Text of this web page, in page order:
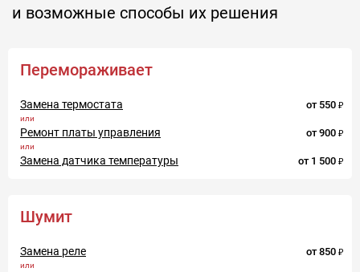
и возможные способы их решения
Перемораживает
Замена термостата от 550
Ремонт платы управления от 900
Замена датчика температуры от 1 500
Шумит
Замена реле от 850